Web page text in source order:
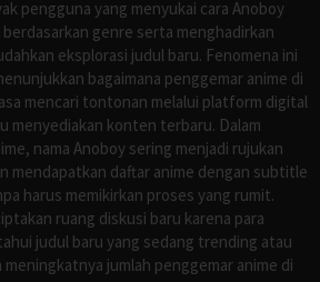
pengguna yang menyukai cara Anoboy
genre serta menghadirkan
eksplorasi judul baru. Fenomena ini
bagaimana penggemar anime di
mencari tontonan melalui platform digital
menyediakan konten terbaru. Dalam
nama Anoboy sering menjadi rujukan
mendapatkan daftar anime dengan subtitle
harus memikirkan proses yang rumit.
ruang diskusi baru karena para
judul baru yang sedang trending atau
jumlah penggemar anime di